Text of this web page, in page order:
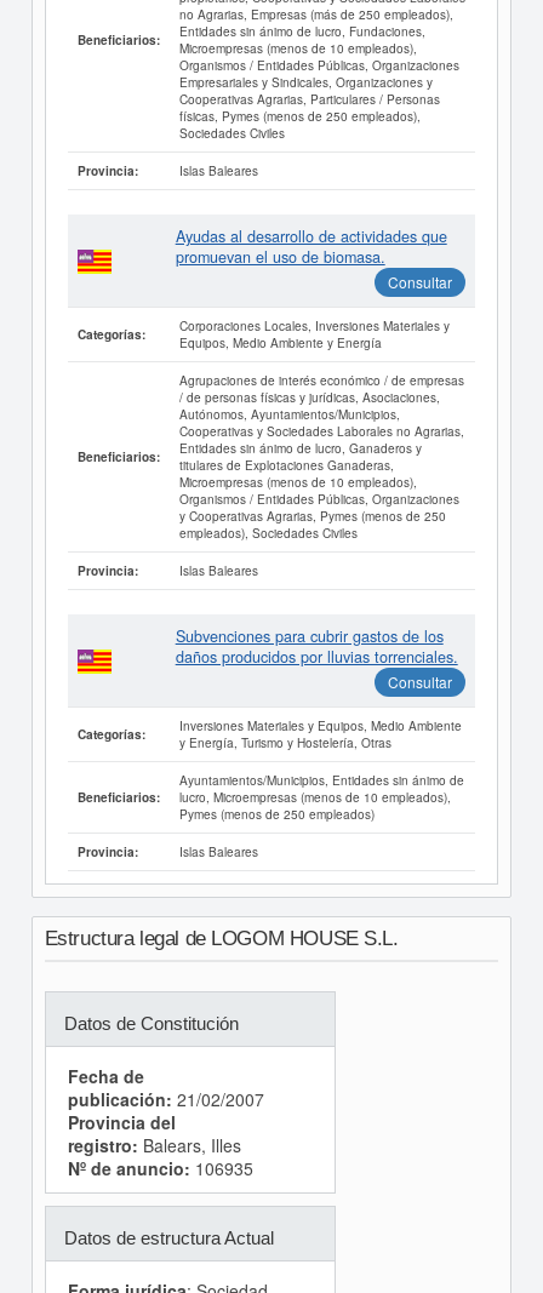
Beneficiarios:
no Agrarias, Empresas (más de 250 empleados),
Entidades sin ánimo de lucro, Fundaciones,
Microempresas (menos de 10 empleados),
Organismos / Entidades Públicas, Organizaciones
Empresariales y Sindicales, Organizaciones y
Cooperativas Agrarias, Particulares / Personas
físicas, Pymes (menos de 250 empleados),
Sociedades Civiles
Provincia: Islas Baleares
Ayudas al desarrollo de actividades que
promuevan el uso de biomasa.
Consultar
Categorías:
Corporaciones Locales, Inversiones Materiales y
Equipos, Medio Ambiente y Energía
Beneficiarios:
Agrupaciones de interés económico / de empresas
/ de personas físicas y jurídicas, Asociaciones,
Autónomos, Ayuntamientos/Municipios,
Cooperativas y Sociedades Laborales no Agrarias,
Entidades sin ánimo de lucro, Ganaderos y
titulares de Explotaciones Ganaderas,
Microempresas (menos de 10 empleados),
Organismos / Entidades Públicas, Organizaciones
y Cooperativas Agrarias, Pymes (menos de 250
empleados), Sociedades Civiles
Provincia: Islas Baleares
Subvenciones para cubrir gastos de los
daños producidos por lluvias torrenciales.
Consultar
Categorías:
Inversiones Materiales y Equipos, Medio Ambiente
y Energía, Turismo y Hostelería, Otras
Beneficiarios:
Ayuntamientos/Municipios, Entidades sin ánimo de
lucro, Microempresas (menos de 10 empleados),
Pymes (menos de 250 empleados)
Provincia: Islas Baleares
Estructura legal de LOGOM HOUSE S.L.
Datos de Constitución
Fecha de
publicación: 21/02/2007
Provincia del
registro: Balears, Illes
Nº de anuncio: 106935
Datos de estructura Actual